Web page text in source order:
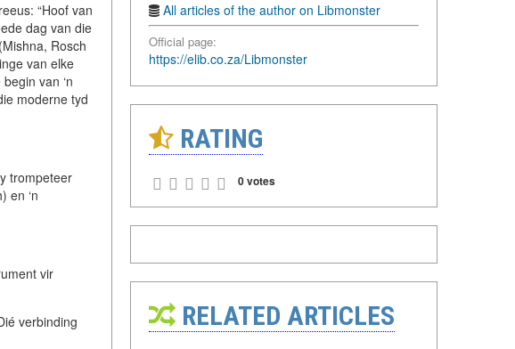
“Hoof van
dag van die
Rosch
van elke
van ‘n
moderne tyd
trompeteer
en ‘n
vir
verbinding
All articles of the author on Libmonster
Official page:
https://elib.co.za/Libmonster
RATING
0 votes
RELATED ARTICLES